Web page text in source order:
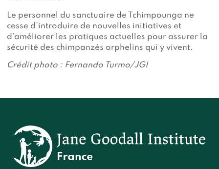
Le personnel du sanctuaire de Tchimpounga ne
cesse d’introduire de nouvelles initiatives et
d’améliorer les pratiques actuelles pour assurer la
sécurité des chimpanzés orphelins qui y vivent.
Crédit photo : Fernando Turmo/JGI